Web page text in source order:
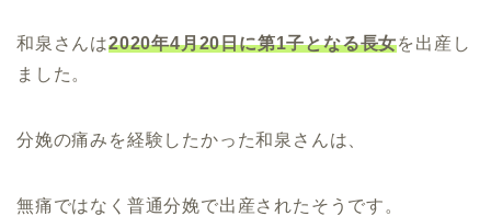
和泉さんは2020年4月20日に第1子となる長女を出産し
ました。
分娩の痛みを経験したかった和泉さんは、
無痛ではなく普通分娩で出産されたそうです。